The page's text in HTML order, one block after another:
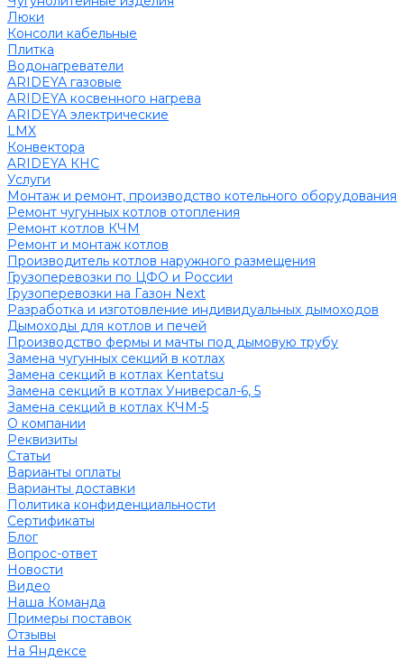
Люки
Консоли кабельные
Плитка
Водонагреватели
ARIDEYA газовые
ARIDEYA косвенного нагрева
ARIDEYA электрические
LMX
Конвектора
ARIDEYA КНС
Услуги
Монтаж и ремонт, производство котельного оборудования
Ремонт чугунных котлов отопления
Ремонт котлов КЧМ
Ремонт и монтаж котлов
Производитель котлов наружного размещения
Грузоперевозки по ЦФО и России
Грузоперевозки на Газон Next
Разработка и изготовление индивидуальных дымоходов
Дымоходы для котлов и печей
Производство фермы и мачты под дымовую трубу
Замена чугунных секций в котлах
Замена секций в котлах Kentatsu
Замена секций в котлах Универсал-6, 5
Замена секций в котлах КЧМ-5
О компании
Реквизиты
Статьи
Варианты оплаты
Варианты доставки
Политика конфиденциальности
Сертификаты
Блог
Вопрос-ответ
Новости
Видео
Наша Команда
Примеры поставок
Отзывы
На Яндексе